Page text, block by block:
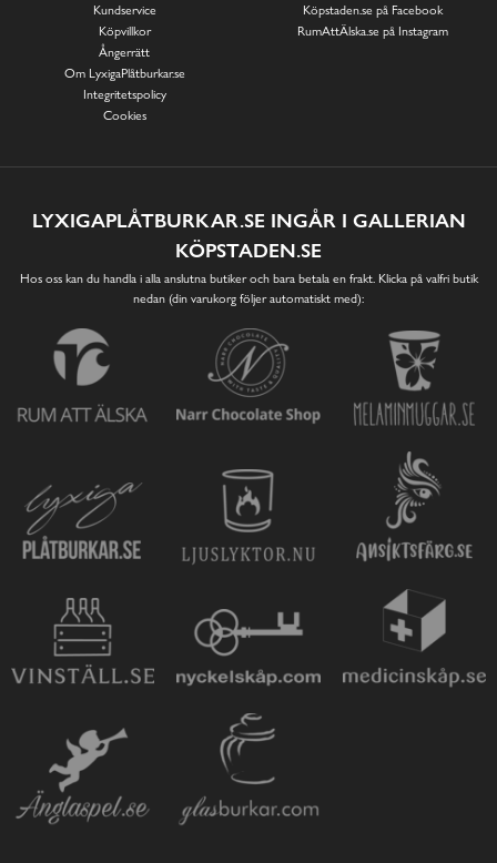
Kundservice
Köpvillkor
Ångerrätt
Om LyxigaPlåtburkar.se
Integritetspolicy
Cookies
Köpstaden.se på Facebook
RumAttÄlska.se på Instagram
LYXIGAPLÅTBURKAR.SE INGÅR I GALLERIAN
KÖPSTADEN.SE
Hos oss kan du handla i alla anslutna butiker och bara betala en frakt. Klicka på valfri butik
nedan (din varukorg följer automatiskt med):